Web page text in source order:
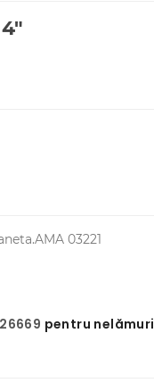
03221
pentru